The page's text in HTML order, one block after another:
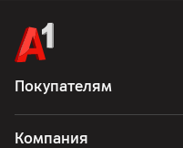
Покупателям
Компания